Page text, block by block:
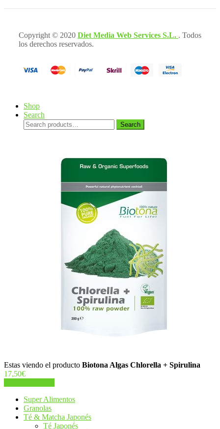
Copyright © 2020 Diet Media Web Services S.L. . Todos
los derechos reservados.
Shop
Search
Search
for:
Search
Estas viendo el producto Biotona Algas Chlorella + Spirulina
17,50€
Super Alimentos
Granolas
Té & Matcha Japonés
Té Japonés